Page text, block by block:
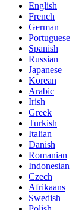
English
French
German
Portuguese
Spanish
Russian
Japanese
Korean
Arabic
Irish
Greek
Turkish
Italian
Danish
Romanian
Indonesian
Czech
Afrikaans
Swedish